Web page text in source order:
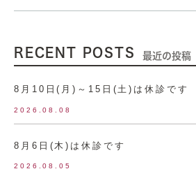
RECENT POSTS 最近の投稿
8月10日(月)～15日(土)は休診です
2026.08.08
8月6日(木)は休診です
2026.08.05